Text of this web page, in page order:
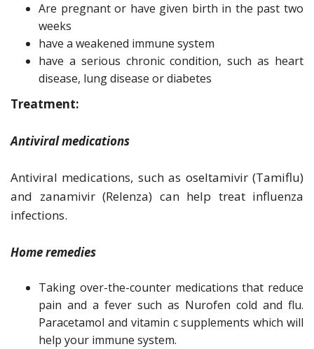
Are pregnant or have given birth in the past two
weeks
have a weakened immune system
have a serious chronic condition, such as heart
disease, lung disease or diabetes
Treatment:
Antiviral medications
Antiviral medications, such as oseltamivir (Tamiflu)
and zanamivir (Relenza) can help treat influenza
infections.
Home remedies
Taking over-the-counter medications that reduce
pain and a fever such as Nurofen cold and flu.
Paracetamol and vitamin c supplements which will
help your immune system.